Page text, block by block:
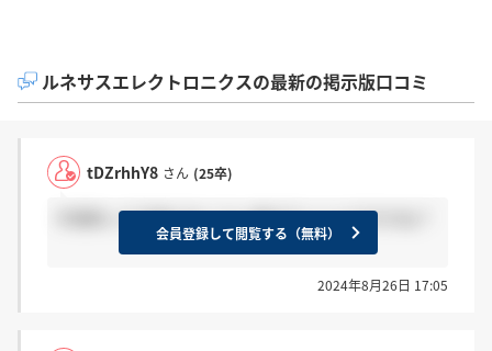
ルネサスエレクトロニクスの最新の掲示版口コミ
tDZrhhY8 さん (25卒)
半導体って今後どれくらい伸びていくんですかね？
会員登録して閲覧する（無料）
2024年8月26日 17:05